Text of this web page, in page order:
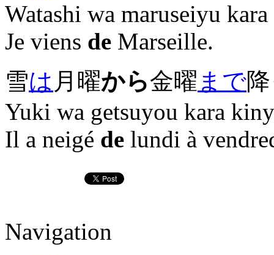
Watashi wa maruseiyu
Je viens de Marseille.
雪は 月曜から金曜 まで
Yuki wa getsuyou kara
Il a neigé de lundi à
Navigation